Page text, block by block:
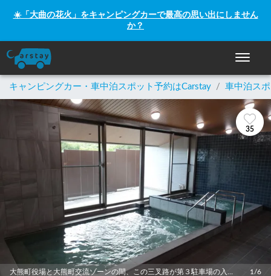
☀️「大曲の花火」をキャンピングカーで最高の思い出にしません
か？
ナビゲ
キャンピングカー・車中泊スポット予約はCarstay / 車中泊ス
35
1/6